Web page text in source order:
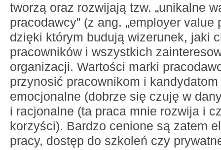
tworzą oraz rozwijają tzw. „unikalne
pracodawcy” (z ang. „employer value
dzięki którym budują wizerunek, jaki
pracowników i wszystkich
organizacji. Wartości marki
przynosić pracownikom i
emocjonalne (dobrze się czuję w
i racjonalne (ta praca mnie rozwija i
korzyści). Bardzo cenione są zatem
pracy, dostęp do szkoleń czy